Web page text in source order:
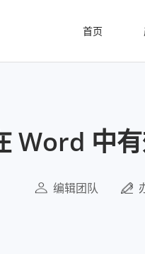
首页
Word 中
编辑团队